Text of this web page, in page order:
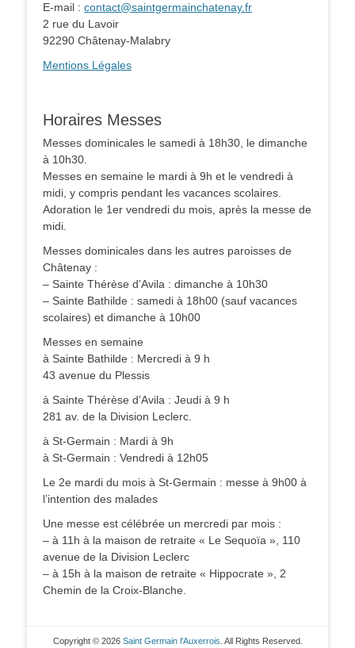
E-mail : contact@saintgermainchatenay.fr
2 rue du Lavoir
92290 Châtenay-Malabry
Mentions Légales
Horaires Messes
Messes dominicales le samedi à 18h30, le dimanche
à 10h30.
Messes en semaine le mardi à 9h et le vendredi à
midi, y compris pendant les vacances scolaires.
Adoration le 1er vendredi du mois, après la messe de
midi.
Messes dominicales dans les autres paroisses de
Châtenay :
– Sainte Thérèse d’Avila : dimanche à 10h30
– Sainte Bathilde : samedi à 18h00 (sauf vacances
scolaires) et dimanche à 10h00
Messes en semaine
à Sainte Bathilde : Mercredi à 9 h
43 avenue du Plessis
à Sainte Thérèse d’Avila : Jeudi à 9 h
281 av. de la Division Leclerc.
à St-Germain : Mardi à 9h
à St-Germain : Vendredi à 12h05
Le 2e mardi du mois à St-Germain : messe à 9h00 à
l’intention des malades
Une messe est célébrée un mercredi par mois :
– à 11h à la maison de retraite « Le Sequoïa », 110
avenue de la Division Leclerc
– à 15h à la maison de retraite « Hippocrate », 2
Chemin de la Croix-Blanche.
Copyright © 2026 Saint Germain l'Auxerrois . All Rights Reserved.